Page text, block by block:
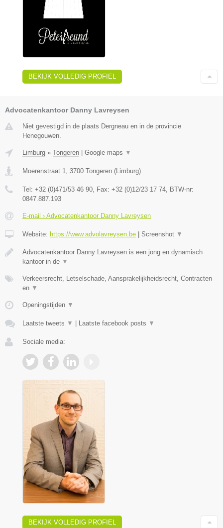
BEKIJK VOLLEDIG PROFIEL
Advocatenkantoor Danny Lavreysen
Niet gevestigd in de plaats Dergneau en in de provincie
Henegouwen.
Limburg » Tongeren Google maps ▼
Moerenstraat 1, 3700 Tongeren (Limburg)
Tel: +32 (0)471/53 46 90, Fax: +32 (0)12/23 17 74, BTW-nr:
0847.887.193
E-mail › Advocatenkantoor Danny Lavreysen
Website: https://www.advolavreysen.be Screenshot ▼
Advocatenkantoor Danny Lavreysen is een jong en dynamisch
kantoor in de ▼
Verkeersrecht, Letselschade, Aansprakelijkheidsrecht, Contracten
en ▼
Openingstijden ▼
Laatste tweets ▼ Laatste facebook posts ▼
Sociale media:
BEKIJK VOLLEDIG PROFIEL